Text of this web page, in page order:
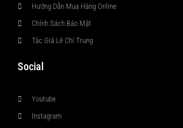
Hướng Dẫn Mua Hàng Online
Chính Sách Bảo Mật
Tác Giả Lê Chí Trung
Social
Youtube
Instagram